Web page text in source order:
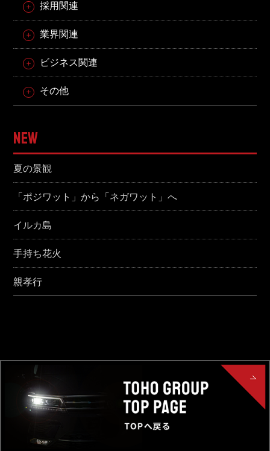
採用関連
業界関連
ビジネス関連
その他
NEW
夏の景観
「ポジワット」から「ネガワット」へ
イルカ島
手持ち花火
親孝行